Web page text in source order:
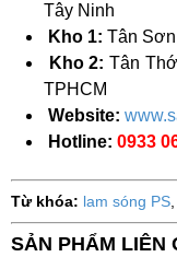
Tây Ninh
Kho 1: Tân
Kho 2: Tân
TPHCM
Website:
Hotline: 0933
Từ khóa: lam sóng PS,
SẢN PHẨM LIÊN